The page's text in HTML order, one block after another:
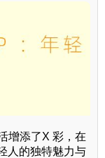
增添了X 彩，在
人的独特魅力与